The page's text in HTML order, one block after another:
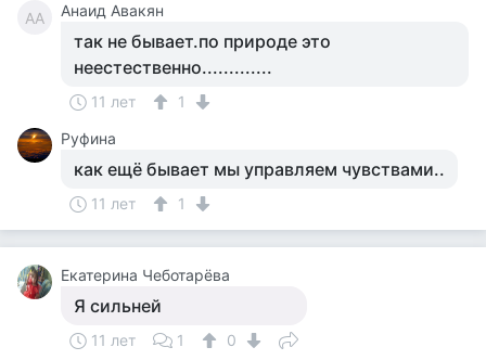
АА Анаид Авакян
так не бывает.по природе это
неестественно.............
11 лет
1
Руфина
как ещё бывает мы управляем чувствами..
11 лет 1
Екатерина Чеботарёва
Я сильней
11 лет 1 0